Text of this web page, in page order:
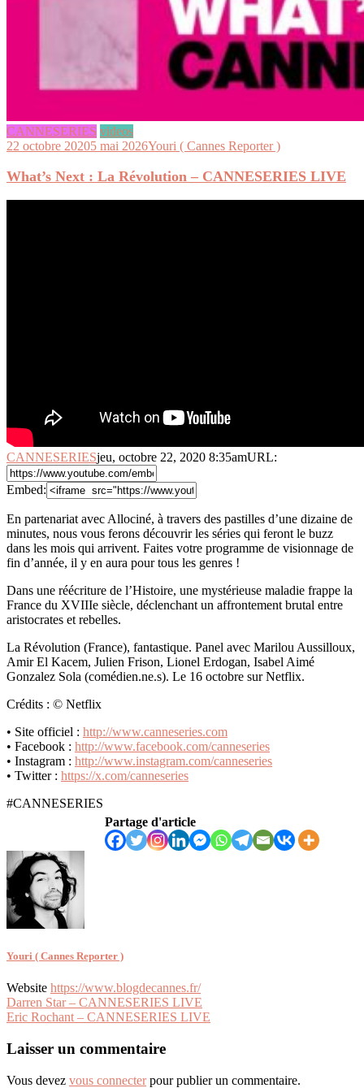
CANNESERIES videos
22 octobre 20205 mai 2026Youri ( Cannes Reporter )
What’s Next : La Révolution – CANNESERIES LIVE
CANNESERIESjeu, octobre 22, 2020 8:35amURL:
Embed:
En partenariat avec Allociné, à travers des pastilles d’une dizaine de
minutes, nous vous ferons découvrir les séries qui feront le buzz
dans les mois qui arrivent. Faites votre programme de visionnage de
fin d’année, il y en aura pour tous les genres !
Dans une réécriture de l’Histoire, une mystérieuse maladie frappe la
France du XVIIIe siècle, déclenchant un affrontement brutal entre
aristocrates et rebelles.
La Révolution (France), fantastique. Panel avec Marilou Aussilloux,
Amir El Kacem, Julien Frison, Lionel Erdogan, Isabel Aimé
Gonzalez Sola (comédien.ne.s). Le 16 octobre sur Netflix.
Crédits : © Netflix
• Site officiel : http://www.canneseries.com
• Facebook : http://www.facebook.com/canneseries
• Instagram : http://www.instagram.com/canneseries
• Twitter : https://x.com/canneseries
#CANNESERIES
Partage d'article
Youri ( Cannes Reporter )
Website https://www.blogdecannes.fr/
Navigation
de
l’article
Darren Star – CANNESERIES LIVE
Eric Rochant – CANNESERIES LIVE
Laisser un commentaire
Vous devez vous connecterpour publier un commentaire.